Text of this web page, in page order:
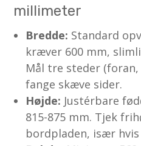
millimeter
Bredde: Standard
kræver 600 mm,
Mål tre steder
fange skæve sider.
Højde: Justérbare
815-875 mm. Tjek
bordpladen, især